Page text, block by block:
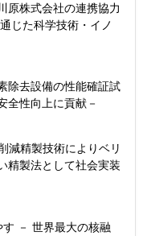
原株式会社の連携協力
じた科学技術・イノ
除去設備の性能確証試
全性向上に貢献－
減精製技術によりベリ
精製法として社会実装
－ 世界最大の核融